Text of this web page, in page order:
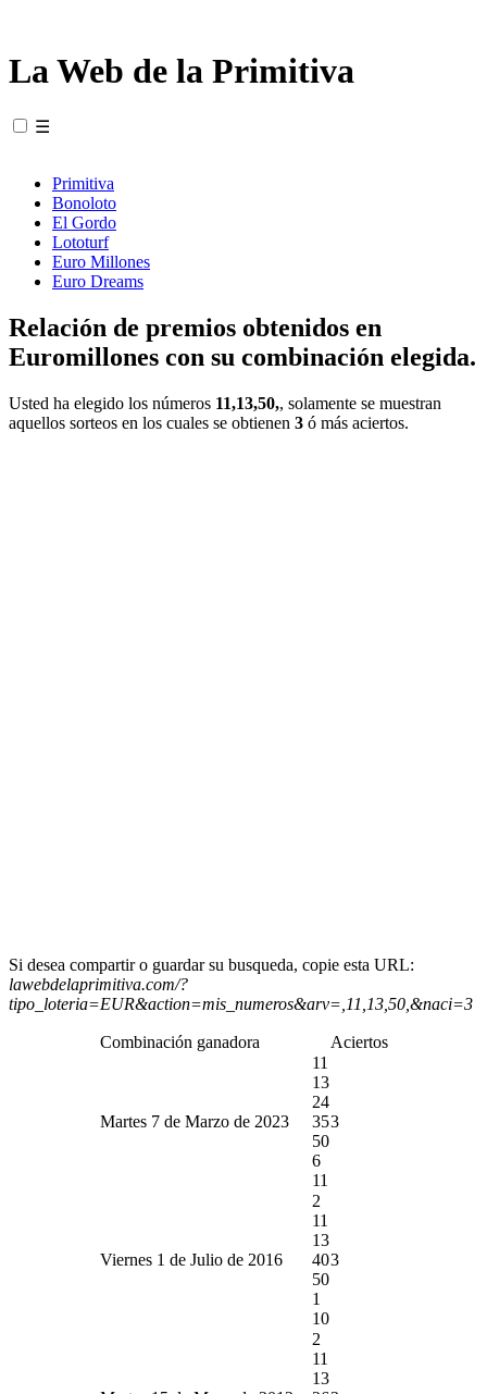
La Web de la Primitiva
☰
Primitiva
Bonoloto
El Gordo
Lototurf
Euro Millones
Euro Dreams
Relación de premios obtenidos en
Euromillones con su combinación elegida.
Usted ha elegido los números 11,13,50,, solamente se muestran
aquellos sorteos en los cuales se obtienen 3 ó más aciertos.
Si desea compartir o guardar su busqueda, copie esta URL:
lawebdelaprimitiva.com/?
tipo_loteria=EUR&action=mis_numeros&arv=,11,13,50,&naci=3
Combinación ganadora Aciertos
Martes 7 de Marzo de 2023
11
13
24
35
50
6
11
3
Viernes 1 de Julio de 2016
2
11
13
40
50
1
10
3
2
11
13